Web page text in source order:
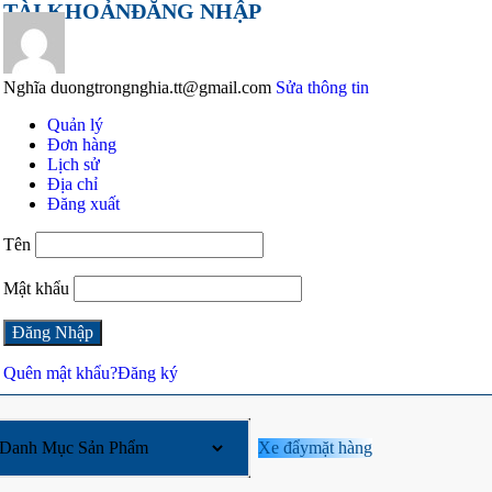
TÀI KHOẢNĐĂNG NHẬP
Nghĩa duongtrongnghia.tt@gmail.com Sửa thông tin
Quản lý
Đơn hàng
Lịch sử
Địa chỉ
Đăng xuất
Tên
Mật khẩu
Quên mật khẩu?Đăng ký
Xe đẩymặt hàng